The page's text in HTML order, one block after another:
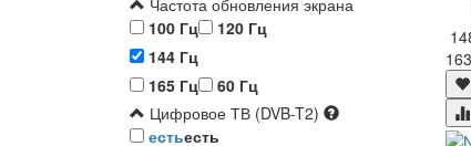
Частота обновления экрана
100 Гц
120 Гц
144 Гц
165 Гц
60 Гц
Цифровое ТВ (DVB-T2)
естьесть